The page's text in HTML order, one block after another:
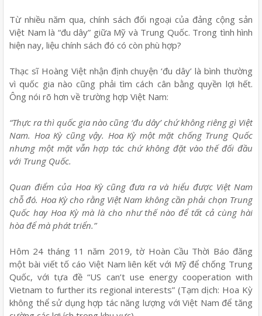
Từ nhiều năm qua, chính sách đối ngoại của đảng cộng sản
Việt Nam là “đu dây” giữa Mỹ và Trung Quốc. Trong tình hình
hiện nay, liệu chính sách đó có còn phù hợp?
Thạc sĩ Hoàng Việt nhận định chuyện ‘đu dây’ là bình thường
vì quốc gia nào cũng phải tìm cách cân bằng quyền lợi hết.
Ông nói rõ hơn về trường hợp Việt Nam:
“Thực ra thì quốc gia nào cũng ‘đu dây’ chứ không riêng gì Việt
Nam. Hoa Kỳ cũng vậy. Hoa Kỳ một mặt chống Trung Quốc
nhưng một mặt vẫn hợp tác chứ không đặt vào thế đối đầu
với Trung Quốc.
Quan điểm của Hoa Kỳ cũng đưa ra và hiểu được Việt Nam
chỗ đó. Hoa Kỳ cho rằng Việt Nam không cần phải chọn Trung
Quốc hay Hoa Kỳ mà là cho như thế nào để tất cả cùng hài
hòa để mà phát triển.”
Hôm 24 tháng 11 năm 2019, tờ Hoàn Cầu Thời Báo đăng
một bài viết tố cáo Việt Nam liên kết với Mỹ để chống Trung
Quốc, với tựa đề “US can’t use energy cooperation with
Vietnam to further its regional interests” (Tạm dịch: Hoa Kỳ
không thể sử dụng hợp tác năng lượng với Việt Nam để tăng